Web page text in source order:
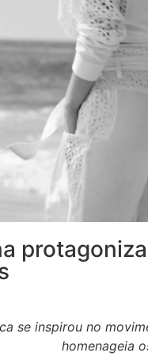
se inspirou no
homenageia